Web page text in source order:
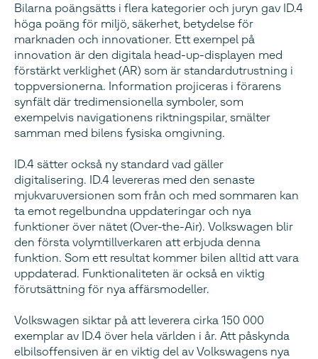
Bilarna poängsätts i flera kategorier och juryn gav ID.4
höga poäng för miljö, säkerhet, betydelse för
marknaden och innovationer. Ett exempel på
innovation är den digitala head-up-displayen med
förstärkt verklighet (AR) som är standardutrustning i
toppversionerna. Information projiceras i förarens
synfält där tredimensionella symboler, som
exempelvis navigationens riktningspilar, smälter
samman med bilens fysiska omgivning.
ID.4 sätter också ny standard vad gäller
digitalisering. ID.4 levereras med den senaste
mjukvaruversionen som från och med sommaren kan
ta emot regelbundna uppdateringar och nya
funktioner över nätet (Over-the-Air). Volkswagen blir
den första volymtillverkaren att erbjuda denna
funktion. Som ett resultat kommer bilen alltid att vara
uppdaterad. Funktionaliteten är också en viktig
förutsättning för nya affärsmodeller.
Volkswagen siktar på att leverera cirka 150 000
exemplar av ID.4 över hela världen i år. Att påskynda
elbilsoffensiven är en viktig del av Volkswagens nya